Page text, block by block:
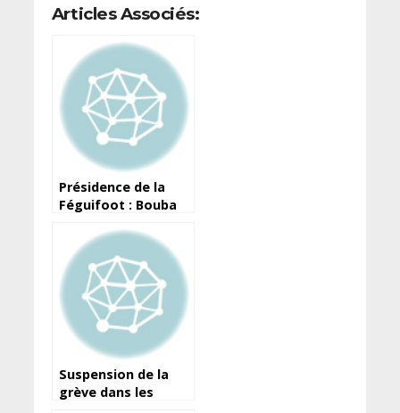
Articles Associés:
Présidence de la
Féguifoot : Bouba
à la candidature de
KPC et AKB
Suspension de la
grève dans les